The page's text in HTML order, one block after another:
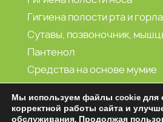
Гигиена полости рта и горла
Сутавы, позвоночник,
Пантенол
Средства на основе мумие
Морская вода
Мы используем файлы cookie для
корректной работы сайта и
обслуживания. Продолжая